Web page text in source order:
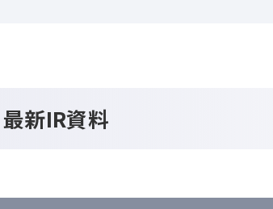
最新IR資料